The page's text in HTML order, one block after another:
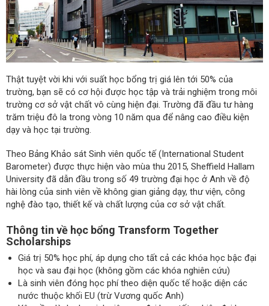
Thật tuyệt vời khi với suất học bổng trị giá lên tới 50% của
trường, bạn sẽ có cơ hội được học tập và trải nghiệm trong môi
trường cơ sở vật chất vô cùng hiện đại. Trường đã đầu tư hàng
trăm triệu đô la trong vòng 10 năm qua để nâng cao điều kiện
dạy và học tại trường.
Theo Bảng Khảo sát Sinh viên quốc tế (International Student
Barometer) được thực hiện vào mùa thu 2015, Sheffield Hallam
University đã dẫn đầu trong số 49 trường đại học ở Anh về độ
hài lòng của sinh viên về không gian giảng dạy, thư viện, công
nghệ đào tạo, thiết kế và chất lượng của cơ sở vật chất.
Thông tin về học bổng Transform Together
Scholarships
Giá trị 50% học phí, áp dụng cho tất cả các khóa học bậc đại
học và sau đại học (không gồm các khóa nghiên cứu)
Là sinh viên đóng học phí theo diện quốc tế hoặc diện các
nước thuộc khối EU (trừ Vương quốc Anh)